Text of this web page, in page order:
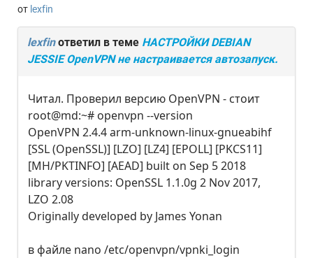
от lexfin
lexfinответил в теме НАСТРОЙКИ DEBIAN
JESSIE OpenVPN не настраивается автозапуск.
Читал. Проверил версию OpenVPN - стоит
root@md:~# openvpn --version
OpenVPN 2.4.4 arm-unknown-linux-gnueabihf
[SSL (OpenSSL)] [LZO] [LZ4] [EPOLL] [PKCS11]
[MH/PKTINFO] [AEAD] built on Sep 5 2018
library versions: OpenSSL 1.1.0g 2 Nov 2017,
LZO 2.08
Originally developed by James Yonan
в файле nano /etc/openvpn/vpnki_login